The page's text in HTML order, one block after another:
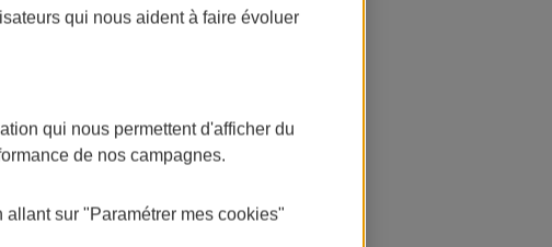
qui nous aident à faire évoluer
qui nous permettent d'afficher du
de nos campagnes.
allant sur "Paramétrer mes cookies"